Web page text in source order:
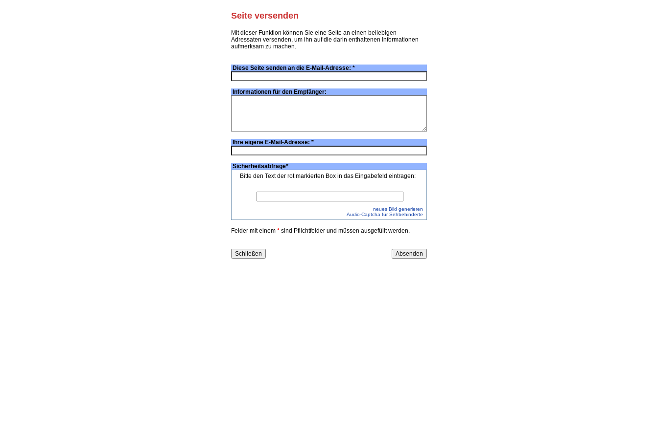
Seite versenden
Mit dieser Funktion können Sie eine Seite an einen beliebigen
Adressaten versenden, um ihn auf die darin enthaltenen Informationen
aufmerksam zu machen.
Diese Seite senden an die E-Mail-Adresse: *
Informationen für den Empfänger:
Ihre eigene E-Mail-Adresse: *
Sicherheitsabfrage*
Bitte den Text der rot markierten Box in das Eingabefeld eintragen:
neues Bild generieren
Audio-Captcha für Sehbehinderte
Felder mit einem * sind Pflichtfelder und müssen ausgefüllt werden.